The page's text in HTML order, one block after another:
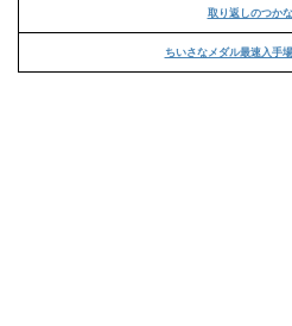
取り返しのつか
ちいさなメダル最速入手